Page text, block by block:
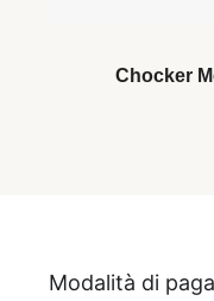
Chocker
Modalità di